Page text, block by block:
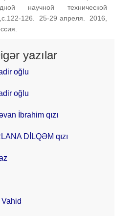
научной технической
126. 25-29 апреля. 2016,
yazılar
oğlu
oğlu
İbrahim qızı
DİLQƏM qızı